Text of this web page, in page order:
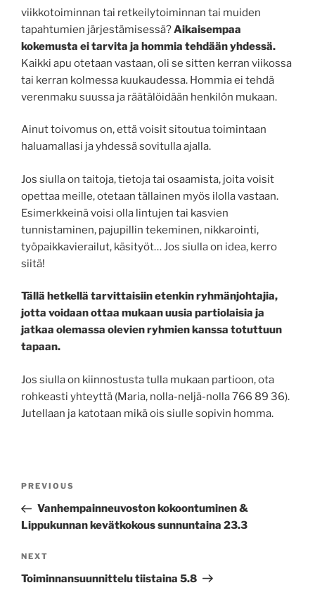
viikkotoiminnan tai retkeilytoiminnan tai muiden
tapahtumien järjestämisessä?Aikaisempaa
kokemusta ei tarvita ja hommia tehdään yhdessä.
Kaikki apu otetaan vastaan, oli se sitten kerran viikossa
tai kerran kolmessa kuukaudessa. Hommia ei tehdä
verenmaku suussa ja räätälöidään henkilön mukaan.
Ainut toivomus on, että voisit sitoutua toimintaan
haluamallasi ja yhdessä sovitulla ajalla.
Jos siulla on taitoja, tietoja tai osaamista, joita voisit
opettaa meille, otetaan tällainen myös ilolla vastaan.
Esimerkkeinä voisi olla lintujen tai kasvien
tunnistaminen, pajupillin tekeminen, nikkarointi,
työpaikkavierailut, käsityöt… Jos siulla on idea, kerro
siitä!
Tällä hetkellä tarvittaisiin etenkin ryhmänjohtajia,
jotta voidaan ottaa mukaan uusia partiolaisia ja
jatkaa olemassa olevien ryhmien kanssa totuttuun
tapaan.
Jos siulla on kiinnostusta tulla mukaan partioon, ota
rohkeasti yhteyttä (Maria, nolla-neljä-nolla 766 89 36).
Jutellaan ja katotaan mikä ois siulle sopivin homma.
Previous
Post
PREVIOUS
Vanhempainneuvoston kokoontuminen &
Lippukunnan kevätkokous sunnuntaina 23.3
Next
Post
NEXT
Toiminnansuunnittelu tiistaina 5.8